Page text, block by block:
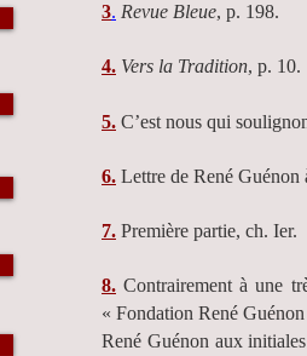
3. Revue Bleue, p. 198.
4. Vers la Tradition, p. 10.
5. C’est nous qui
6. Lettre de René
7. Première partie, ch. Ier.
8. Contrairement à une
« Fondation René
René Guénon aux